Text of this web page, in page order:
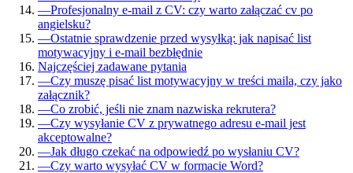
—Profesjonalny e-mail z CV: czy warto załączać cv po
angielsku?
—Ostatnie sprawdzenie przed wysyłką: jak napisać list
motywacyjny i e-mail bezbłędnie
Najczęściej zadawane pytania
—Czy muszę pisać list motywacyjny w treści maila, czy jako
załącznik?
—Co zrobić, jeśli nie znam nazwiska rekrutera?
—Czy wysyłanie CV z prywatnego adresu e-mail jest
akceptowalne?
—Jak długo czekać na odpowiedź po wysłaniu CV?
—Czy warto wysyłać CV w formacie Word?